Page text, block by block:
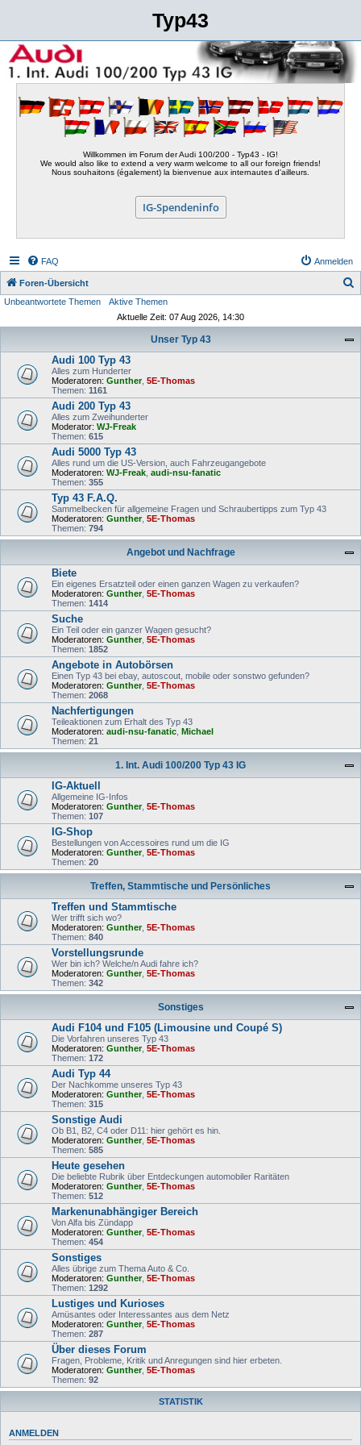
Typ43
Willkommen im Forum der Audi 100/200 - Typ43 - IG!
We would also like to extend a very warm welcome to all our foreign friends!
Nous souhaitons (également) la bienvenue aux internautes d'ailleurs.
IG-Spendeninfo
FAQ Anmelden
Foren-Übersicht
Unbeantwortete Themen
Aktive Themen
Aktuelle Zeit: 07 Aug 2026, 14:30
Unser Typ 43
Audi 100 Typ 43
Alles zum Hunderter
Moderatoren: Gunther, 5E-Thomas
Themen: 1161
Audi 200 Typ 43
Alles zum Zweihunderter
Moderator: WJ-Freak
Themen: 615
Audi 5000 Typ 43
Alles rund um die US-Version, auch Fahrzeugangebote
Moderatoren: WJ-Freak audi-nsu-fanatic
Themen: 355
Typ 43 F.A.Q.
Sammelbecken für allgemeine Fragen und Schraubertipps zum Typ 43
Moderatoren: Gunther, 5E-Thomas
Themen: 794
Angebot und Nachfrage
Biete
Ein eigenes Ersatzteil oder einen ganzen Wagen zu verkaufen?
Moderatoren: Gunther, 5E-Thomas
Themen: 1414
Suche
Ein Teil oder ein ganzer Wagen gesucht?
Moderatoren: Gunther, 5E-Thomas
Themen: 1852
Angebote in Autobörsen
Einen Typ 43 bei ebay, autoscout, mobile oder sonstwo gefunden?
Moderatoren: Gunther, 5E-Thomas
Themen: 2068
Nachfertigungen
Teileaktionen zum Erhalt des Typ 43
Moderatoren: audi-nsu-fanatic Michael
Themen: 21
1. Int. Audi 100/200 Typ 43 IG
IG-Aktuell
Allgemeine IG-Infos
Moderatoren: Gunther, 5E-Thomas
Themen: 107
IG-Shop
Bestellungen von Accessoires rund um die IG
Moderatoren: Gunther, 5E-Thomas
Themen: 20
Treffen, Stammtische und Persönliches
Treffen und Stammtische
Wer trifft sich wo?
Moderatoren: Gunther, 5E-Thomas
Themen: 840
Vorstellungsrunde
Wer bin ich? Welche/n Audi fahre ich?
Moderatoren: Gunther, 5E-Thomas
Themen: 342
Sonstiges
Audi F104 und F105 (Limousine und Coupé S)
Die Vorfahren unseres Typ 43
Moderatoren: Gunther, 5E-Thomas
Themen: 172
Audi Typ 44
Der Nachkomme unseres Typ 43
Moderatoren: Gunther, 5E-Thomas
Themen: 315
Sonstige Audi
Ob B1, B2, C4 oder D11: hier gehört es hin.
Moderatoren: Gunther, 5E-Thomas
Themen: 585
Heute gesehen
Die beliebte Rubrik über Entdeckungen automobiler Raritäten
Moderatoren: Gunther, 5E-Thomas
Themen: 512
Markenunabhängiger Bereich
Von Alfa bis Zündapp
Moderatoren: Gunther, 5E-Thomas
Themen: 454
Sonstiges
Alles übrige zum Thema Auto & Co.
Moderatoren: Gunther, 5E-Thomas
Themen: 1292
Lustiges und Kurioses
Amüsantes oder Interessantes aus dem Netz
Moderatoren: Gunther, 5E-Thomas
Themen: 287
Über dieses Forum
Fragen, Probleme, Kritik und Anregungen sind hier erbeten.
Moderatoren: Gunther, 5E-Thomas
Themen: 92
STATISTIK
ANMELDEN